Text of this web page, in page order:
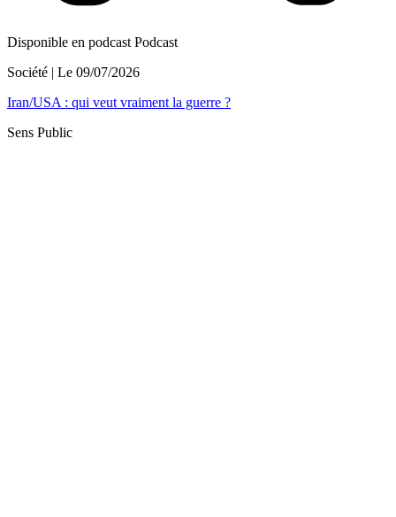
Disponible en podcast Podcast
Société | Le 09/07/2026
Iran/USA : qui veut vraiment la guerre ?
Sens Public